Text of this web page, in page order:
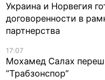
Украина и Норвегия
договоренности в
партнерства
17:07
Мохамед Салах
“Трабзонспор”